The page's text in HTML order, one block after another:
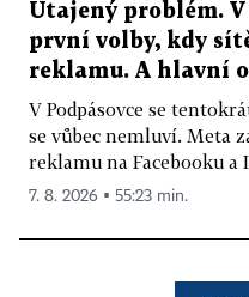
Utajený problém.
první volby, kdy
reklamu. A hlavní
V Podpásovce se
se vůbec nemluví. Meta
reklamu na Facebooku a
7. 8. 2026 ▪ 55:23 min.